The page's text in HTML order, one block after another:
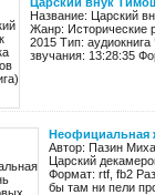
Название: Царский
Жанр: Исторические
2015 Тип:
звучания: 13:28:35
Неофициальная
Автор: Пазин
Царский
Формат: rtf, fb2
бы там ни пели